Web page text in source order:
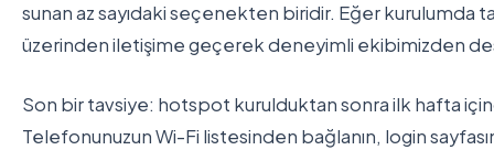
sunan az sayıdaki seçenekten biridir. Eğer kurulumda
üzerinden iletişime geçerek deneyimli ekibimizden
Son bir tavsiye: hotspot kurulduktan sonra ilk hafta
Telefonunuzun Wi-Fi listesinden bağlanın, login